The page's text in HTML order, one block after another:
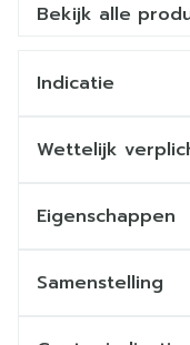
Bekijk alle
Indicatie
Wettelijk
Eigenschappen
Samenstelling